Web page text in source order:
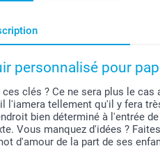
personnalisé pour
clés ? Ce ne sera plus le
l'iamera tellement qu'il y fera
bien déterminé à l'entrée
Vous manquez d'idées ?
d'amour de la part de ses